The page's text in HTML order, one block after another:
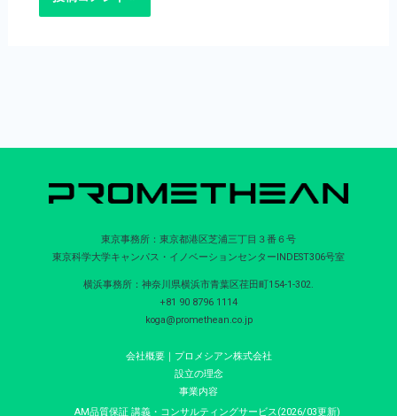
東京事務所：東京都港区芝浦三丁目３番６号
東京科学大学キャンパス・イノベーションセンターINDEST306号室
横浜事務所：神奈川県横浜市青葉区荏田町154-1-302.
+81 90 8796 1114
koga@promethean.co.jp
会社概要｜プロメシアン株式会社
設立の理念
事業内容
AM品質保証 講義・コンサルティングサービス(2026/03更新)